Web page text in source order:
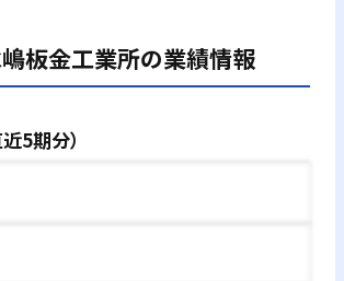
板金工業所の業績情報
5期分）